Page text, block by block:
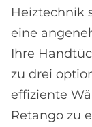
Heiztechnik
eine
Ihre
zu drei
effiziente
Retango zu